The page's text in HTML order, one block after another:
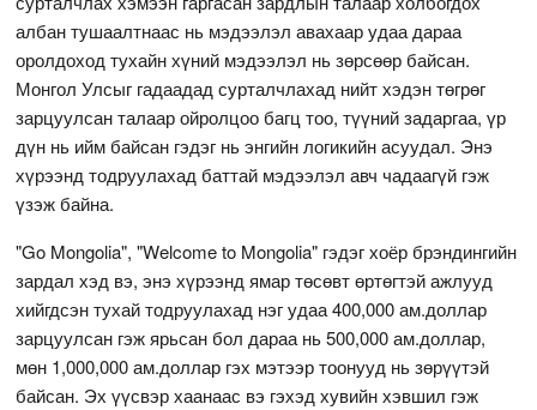
албан тушаалтнаас нь мэдээлэл авахаар удаа дараа
оролдоход тухайн хүний мэдээлэл нь зөрсөөр байсан.
Монгол Улсыг гадаадад сурталчлахад нийт хэдэн төгрөг
зарцуулсан талаар ойролцоо багц тоо, түүний задаргаа, үр
дүн нь ийм байсан гэдэг нь энгийн логикийн асуудал. Энэ
хүрээнд тодруулахад баттай мэдээлэл авч чадаагүй гэж
үзэж байна.
"Go Mongolia", "Welcome to Mongolia" гэдэг хоёр брэндингийн
зардал хэд вэ, энэ хүрээнд ямар төсөвт өртөгтэй ажлууд
хийгдсэн тухай тодруулахад нэг удаа 400,000 ам.доллар
зарцуулсан гэж ярьсан бол дараа нь 500,000 ам.доллар,
мөн 1,000,000 ам.доллар гэх мэтээр тоонууд нь зөрүүтэй
байсан. Эх үүсвэр хаанаас вэ гэхэд хувийн хэвшил гэж